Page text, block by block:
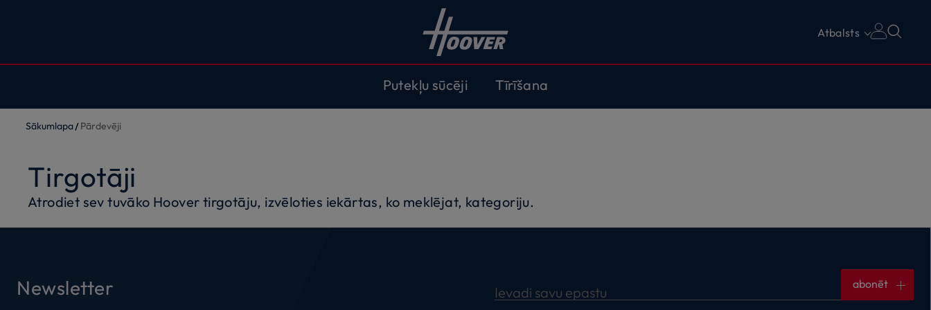
Atbalsts
Putekļu sūcēji Tīrīšana
Sākumlapa Pārdevēji
Tirgotāji
Atrodiet sev tuvāko Hoover tirgotāju, izvēloties iekārtas, ko meklējat, kategoriju.
Newsletter Ievadi savu epastu abonēt